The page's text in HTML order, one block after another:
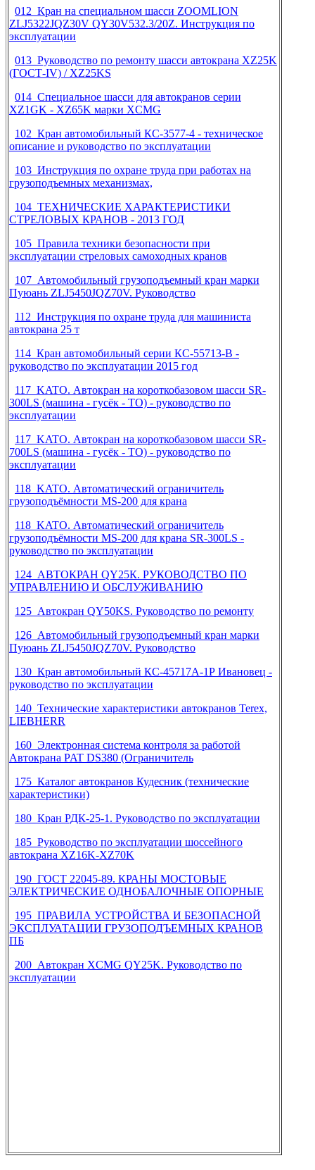
012 Кран на специальном шасси ZOOMLION
ZLJ5322JQZ30V QY30V532.3/20Z. Инструкция по
эксплуатации
013 Руководство по ремонту шасси автокрана XZ25K
(ГОСТ-IV) / XZ25KS
014 Специальное шасси для автокранов серии
XZ1GK - XZ65K марки XCMG
102 Кран автомобильный КС-3577-4 - техническое
описание и руководство по эксплуатации
103 Инструкция по охране труда при работах на
грузоподъемных механизмах,
104 ТЕХНИЧЕСКИЕ ХАРАКТЕРИСТИКИ
СТРЕЛОВЫХ КРАНОВ - 2013 ГОД
105 Правила техники безопасности при
эксплуатации стреловых самоходных кранов
107 Автомобильный грузоподъемный кран марки
Пуюань ZLJ5450JQZ70V. Руководство
112 Инструкция по охране труда для машиниста
автокрана 25 т
114 Кран автомобильный серии КС-55713-В -
руководство по эксплуатации 2015 год
117 KATO. Автокран на короткобазовом шасси SR-
300LS (машина - гусёк - ТО) - руководство по
эксплуатации
117 KATO. Автокран на короткобазовом шасси SR-
700LS (машина - гусёк - ТО) - руководство по
эксплуатации
118 KATO. Автоматический ограничитель
грузоподъёмности MS-200 для крана
118 KATO. Автоматический ограничитель
грузоподъёмности MS-200 для крана SR-300LS -
руководство по эксплуатации
124 АВТОКРАН QY25К. РУКОВОДСТВО ПО
УПРАВЛЕНИЮ И ОБСЛУЖИВАНИЮ
125 Автокран QY50KS. Руководство по ремонту
126 Автомобильный грузоподъемный кран марки
Пуюань ZLJ5450JQZ70V. Руководство
130 Кран автомобильный КС-45717А-1Р Ивановец -
руководство по эксплуатации
140 Технические характеристики автокранов Terex,
LIEBHERR
160 Электронная система контроля за работой
Автокрана PAT DS380 (Ограничитель
175 Каталог автокранов Кудесник (технические
характеристики)
180 Кран РДК-25-1. Руководство по эксплуатации
185 Руководство по эксплуатации шоссейного
автокрана XZ16K-XZ70K
190 ГОСТ 22045-89. КРАНЫ МОСТОВЫЕ
ЭЛЕКТРИЧЕСКИЕ ОДНОБАЛОЧНЫЕ ОПОРНЫЕ
195 ПРАВИЛА УСТРОЙСТВА И БЕЗОПАСНОЙ
ЭКСПЛУАТАЦИИ ГРУЗОПОДЪЕМНЫХ КРАНОВ
ПБ
200 Автокран XCMG QY25K. Руководство по
эксплуатации